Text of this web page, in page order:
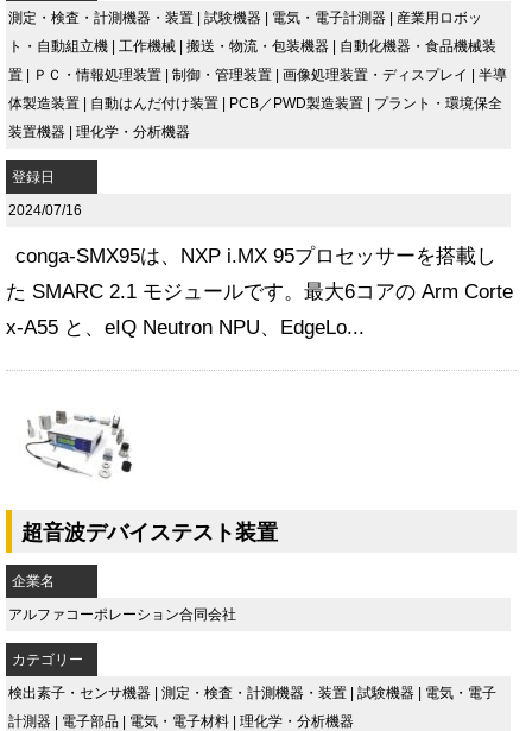
測定・検査・計測機器・装置 | 試験機器 | 電気・電子計測器 | 産業用ロボッ
ト・自動組立機 | 工作機械 | 搬送・物流・包装機器 | 自動化機器・食品機械装
置 | ＰＣ・情報処理装置 | 制御・管理装置 | 画像処理装置・ディスプレイ | 半導
体製造装置 | 自動はんだ付け装置 | PCB／PWD製造装置 | プラント・環境保全
装置機器 | 理化学・分析機器
登録日
2024/07/16
conga-SMX95は、NXP i.MX 95プロセッサーを搭載し
た SMARC 2.1 モジュールです。最大6コアの Arm Corte
x-A55 と、eIQ Neutron NPU、EdgeLo...
超音波デバイステスト装置
企業名
アルファコーポレーション合同会社
カテゴリー
検出素子・センサ機器 | 測定・検査・計測機器・装置 | 試験機器 | 電気・電子
計測器 | 電子部品 | 電気・電子材料 | 理化学・分析機器